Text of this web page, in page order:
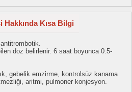
Kısa Bilgi
doz belirlenir. 6 saat boyunca 0.5-
gebelik emzirme, kontrolsüz kanama
aritmi, pulmoner konjesyon.